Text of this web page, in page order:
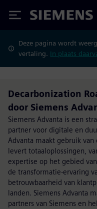
Siemens
Deze pagina wordt
vertaling. In plaats
Decarbonization
door Siemens
Siemens Advanta is een
partner voor digitale en
Advanta maakt gebruik
levert totaaloplossingen,
expertise op het gebied
de transformatie-ervaring
betrouwbaarheid van
landen. Siemens Advanta
partners van Siemens en